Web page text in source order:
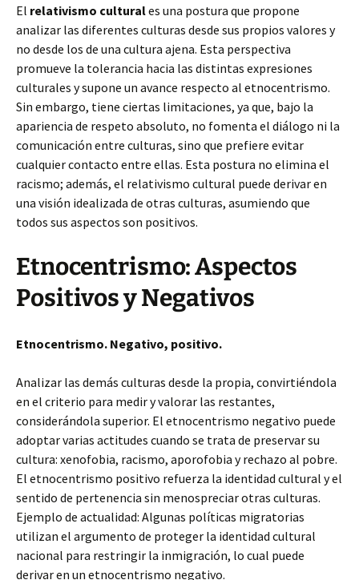
El relativismo culturales una postura que propone
analizar las diferentes culturas desde sus propios valores y
no desde los de una cultura ajena. Esta perspectiva
promueve la tolerancia hacia las distintas expresiones
culturales y supone un avance respecto al etnocentrismo.
Sin embargo, tiene ciertas limitaciones, ya que, bajo la
apariencia de respeto absoluto, no fomenta el diálogo ni la
comunicación entre culturas, sino que prefiere evitar
cualquier contacto entre ellas. Esta postura no elimina el
racismo; además, el relativismo cultural puede derivar en
una visión idealizada de otras culturas, asumiendo que
todos sus aspectos son positivos.
Etnocentrismo: Aspectos
Positivos y Negativos
Etnocentrismo. Negativo, positivo.
Analizar las demás culturas desde la propia, convirtiéndola
en el criterio para medir y valorar las restantes,
considerándola superior. El etnocentrismo negativo puede
adoptar varias actitudes cuando se trata de preservar su
cultura: xenofobia, racismo, aporofobia y rechazo al pobre.
El etnocentrismo positivo refuerza la identidad cultural y el
sentido de pertenencia sin menospreciar otras culturas.
Ejemplo de actualidad: Algunas políticas migratorias
utilizan el argumento de proteger la identidad cultural
nacional para restringir la inmigración, lo cual puede
derivar en un etnocentrismo negativo.